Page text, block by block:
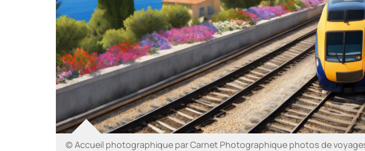
© Accueil photographique par Carnet Photographique photos de